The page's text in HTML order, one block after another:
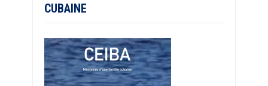
CUBAINE